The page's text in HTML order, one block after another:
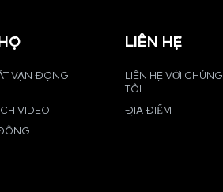
VẬN ĐỘNG
VIDEO
LIÊN HỆ
LIÊN HỆ VỚI CHÚNG
TÔI
ĐỊA ĐIỂM